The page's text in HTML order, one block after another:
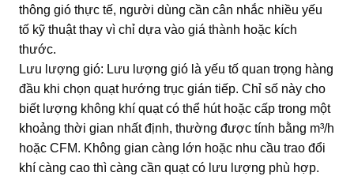
thông gió thực tế, người dùng cần cân nhắc nhiều yếu
tố kỹ thuật thay vì chỉ dựa vào giá thành hoặc kích
thước.
Lưu lượng gió: Lưu lượng gió là yếu tố quan trọng hàng
đầu khi chọn quạt hướng trục gián tiếp. Chỉ số này cho
biết lượng không khí quạt có thể hút hoặc cấp trong một
khoảng thời gian nhất định, thường được tính bằng m³/h
hoặc CFM. Không gian càng lớn hoặc nhu cầu trao đổi
khí càng cao thì càng cần quạt có lưu lượng phù hợp.